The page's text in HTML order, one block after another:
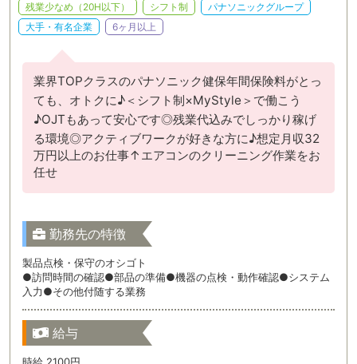
残業少なめ（20H以下）
シフト制
パナソニックグループ
大手・有名企業
6ヶ月以上
業界TOPクラスのパナソニック健保年間保険料がとっ
ても、オトクに♪＜シフト制×MyStyle＞で働こう
♪OJTもあって安心です◎残業代込みでしっかり稼げ
る環境◎アクティブワークが好きな方に♪想定月収32
万円以上のお仕事↑エアコンのクリーニング作業をお
任せ
勤務先の特徴
製品点検・保守のオシゴト
●訪問時間の確認●部品の準備●機器の点検・動作確認●システム
入力●その他付随する業務
給与